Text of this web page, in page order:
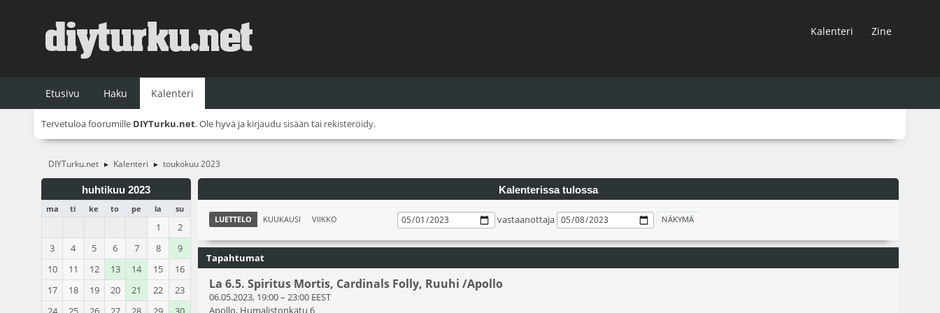
Kalenteri Zine
Etusivu Haku Kalenteri
Tervetuloa foorumille DIYTurku.net. Ole hyvä ja kirjaudu sisään tai rekisteröidy.
DIYTurku.net ► Kalenteri ► toukokuu 2023
huhtikuu 2023
ma ti ke to pe la su
1
2
3
4 5 6 7 8
9
10
11 12 13 14 15
16
17
18 19 20 21 22
23
Kalenterissa tulossa
LUETTELO KUUKAUSI VIIKKO vastaanottaja
Tapahtumat
La 6.5. Spiritus Mortis, Cardinals Folly, Ruuhi /Apollo
06.05.2023, 19:00– 23:00 EEST
Apollo, Humalistonkatu 6